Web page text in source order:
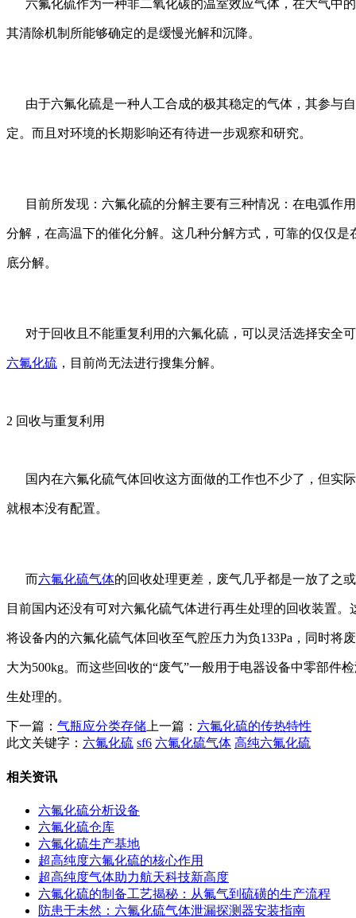
六氟化硫作为一种非二氧化碳的温室效应气体，在大气中
其清除机制所能够确定的是缓慢光解和沉降。
由于六氟化硫是一种人工合成的极其稳定的气体，其参与
定。而且对环境的长期影响还有待进一步观察和研究。
目前所发现：六氟化硫的分解主要有三种情况：在电弧作
分解，在高温下的催化分解。这几种分解方式，可靠的仅仅
底分解。
对于回收且不能重复利用的六氟化硫，可以灵活选择安全
六氟化硫 ，目前尚无法进行搜集分解。
2 回收与重复利用
国内在六氟化硫气体回收这方面做的工作也不少了，但实
就根本没有配置。
而六氟化硫气体的回收处理更差，废气几乎都是一放了之
目前国内还没有可对六氟化硫气体进行再生处理的回收装置
将设备内的六氟化硫气体回收至气腔压力为负133Pa，同时将
大为500kg。而这些回收的“废气”一般用于电器设备中零部件
生处理的。
下一篇： 气瓶应分类存储 上一篇： 六氟化硫的传热特性
此文关键字： 六氟化硫 sf6 六氟化硫气体 高纯六氟化硫
相关资讯
六氟化硫分析设备
六氟化硫仓库
六氟化硫生产基地
超高纯度六氟化硫的核心作用
超高纯度气体助力航天科技新高度
六氟化硫的制备工艺揭秘：从氟气到硫磺的生产流程
防患于未然：六氟化硫气体泄漏探测器安装指南